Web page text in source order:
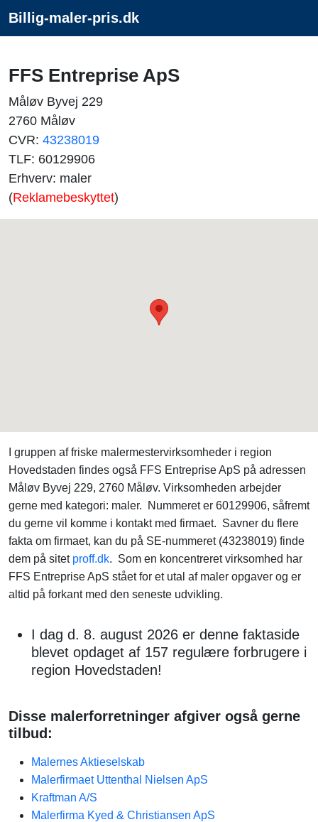
Billig-maler-pris.dk
FFS Entreprise ApS
Måløv Byvej 229
2760 Måløv
CVR: 43238019
TLF: 60129906
Erhverv: maler
(Reklamebeskyttet)
I gruppen af friske malermestervirksomheder i region
Hovedstaden findes også FFS Entreprise ApS på adressen
Måløv Byvej 229, 2760 Måløv. Virksomheden arbejder
gerne med kategori: maler. Nummeret er 60129906, såfremt
du gerne vil komme i kontakt med firmaet. Savner du flere
fakta om firmaet, kan du på SE-nummeret (43238019) finde
dem på sitet proff.dk. Som en koncentreret virksomhed har
FFS Entreprise ApS stået for et utal af maler opgaver og er
altid på forkant med den seneste udvikling.
I dag d. 8. august 2026 er denne faktaside
blevet opdaget af 157 regulære forbrugere i
region Hovedstaden!
Disse malerforretninger afgiver også gerne
tilbud:
Malernes Aktieselskab
Malerfirmaet Uttenthal Nielsen ApS
Kraftman A/S
Malerfirma Kyed & Christiansen ApS